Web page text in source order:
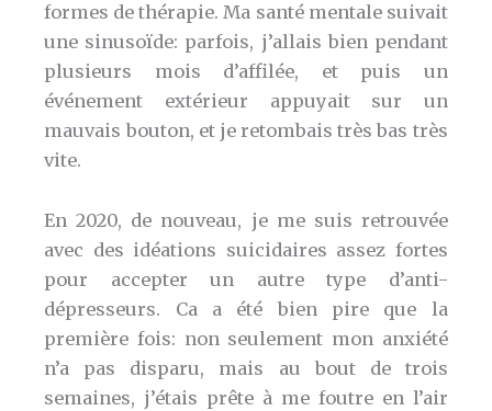
formes de thérapie. Ma santé mentale suivait
une sinusoïde: parfois, j’allais bien pendant
plusieurs mois d’affilée, et puis un
événement extérieur appuyait sur un
mauvais bouton, et je retombais très bas très
vite.
En 2020, de nouveau, je me suis retrouvée
avec des idéations suicidaires assez fortes
pour accepter un autre type d’anti-
dépresseurs. Ca a été bien pire que la
première fois: non seulement mon anxiété
n’a pas disparu, mais au bout de trois
semaines, j’étais prête à me foutre en l’air